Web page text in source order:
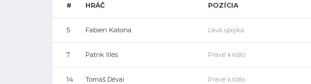
# HRÁČ POZÍCIA
5 Fabien Katona Ľavá spojka
7 Patrik Illés Pravé krídlo
14 Tomáš Dévai Pravé krídlo